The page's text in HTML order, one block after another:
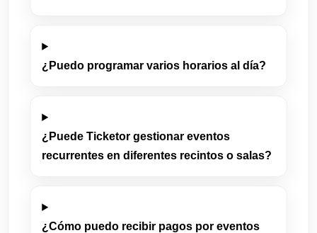
¿Puedo programar varios horarios al día?
¿Puede Ticketor gestionar eventos
recurrentes en diferentes recintos o salas?
¿Cómo puedo recibir pagos por eventos